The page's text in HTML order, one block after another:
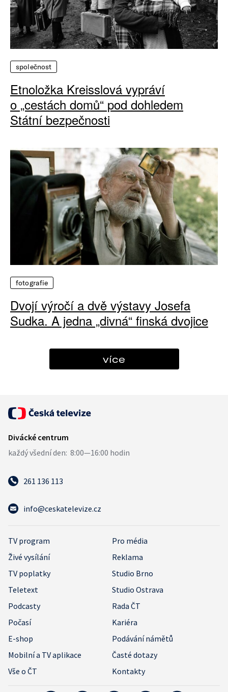
společnost
Etnoložka Kreisslová vypráví
o „cestách domů“ pod dohledem
Státní bezpečnosti
fotografie
Dvojí výročí a dvě výstavy Josefa
Sudka. A jedna „divná“ finská dvojice
více
261 136 113
info@ceskatelevize.cz
TV program
Pro média
Živé vysílání
Reklama
TV poplatky
Studio Brno
Teletext
Studio Ostrava
Podcasty
Rada ČT
Počasí
Kariéra
E-shop
Podávání námětů
Mobilní a TV aplikace
Časté dotazy
Vše o ČT
Kontakty